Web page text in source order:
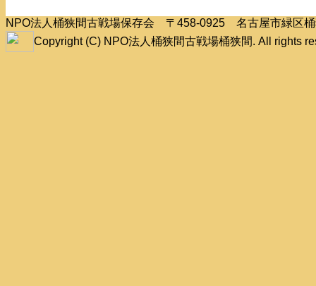
NPO法人桶狭間古戦場保存会 〒458-0925 名古屋市緑区
Copyright (C) NPO法人桶狭間古戦場桶狭間. All rights